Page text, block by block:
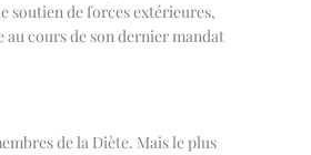
soutien de forces extérieures,
cours de son dernier mandat
de la Diète. Mais le plus